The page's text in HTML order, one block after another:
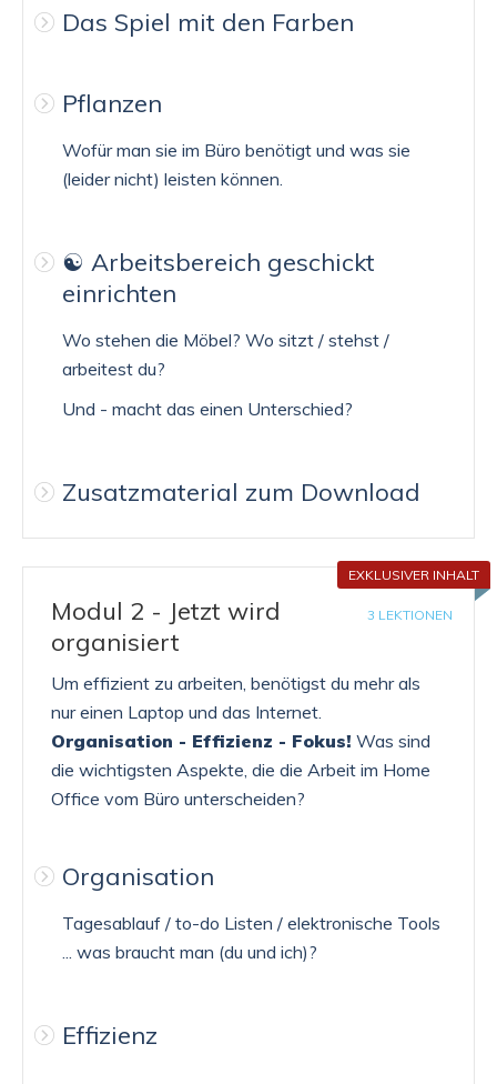
Das Spiel mit den Farben
Pflanzen
Wofür man sie im Büro benötigt und was sie
(leider nicht) leisten können.
☯️ Arbeitsbereich geschickt
einrichten
Wo stehen die Möbel? Wo sitzt / stehst /
arbeitest du?
Und - macht das einen Unterschied?
Zusatzmaterial zum Download
EXKLUSIVER INHALT
3 LEKTIONEN
Modul 2 - Jetzt wird
organisiert
Um effizient zu arbeiten, benötigst du mehr als
nur einen Laptop und das Internet.
Organisation - Effizienz - Fokus! Was sind
die wichtigsten Aspekte, die die Arbeit im Home
Office vom Büro unterscheiden?
Organisation
Tagesablauf / to-do Listen / elektronische Tools
... was braucht man (du und ich)?
Effizienz